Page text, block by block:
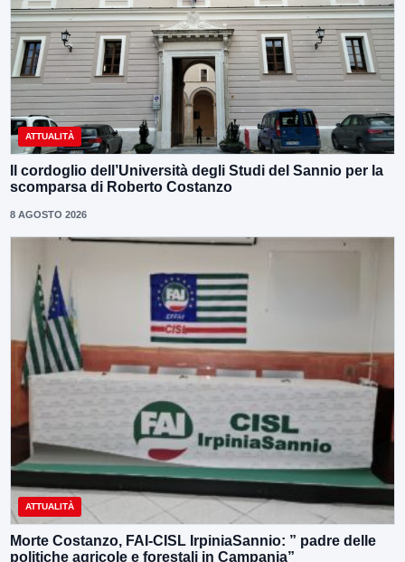
ATTUALITÀ
Il cordoglio dell’Università degli Studi del Sannio per la
scomparsa di Roberto Costanzo
8 AGOSTO 2026
ATTUALITÀ
Morte Costanzo, FAI-CISL IrpiniaSannio: ” padre delle
politiche agricole e forestali in Campania”